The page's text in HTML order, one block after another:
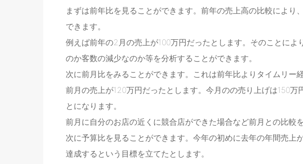
まずは前年比を見ることができます。前年の売上高の比較により
できます。
例えば前年の2月の売上が100万円だったとします。そのことに
のか客数の減少なのか等を分析することができます。
次に前月比をみることができます。これは前年比よりタイムリー
前月の売上が120万円だったとします。今月のの売り上げは150万
とになります。
前月に自分のお店の近くに競合店ができた場合など前月との比較
次に予算比を見ることができます。今年の初めに去年の年間売上
達成するという目標を立てたとします。